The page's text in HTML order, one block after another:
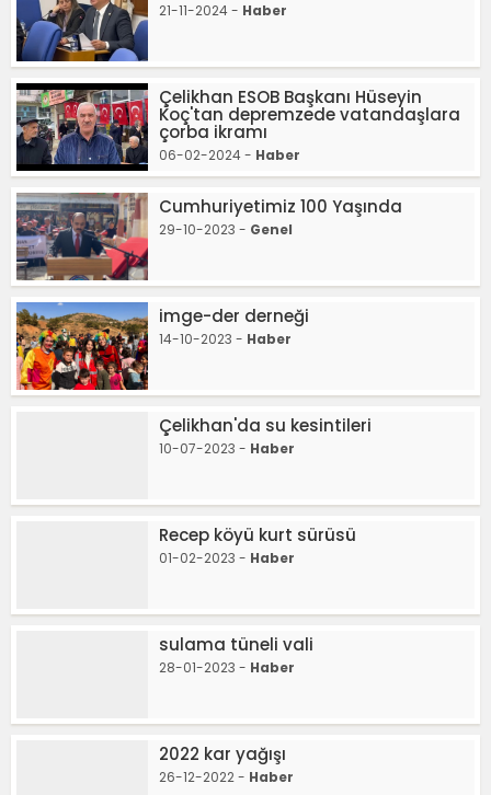
21-11-2024 - Haber
Çelikhan ESOB Başkanı Hüseyin
Koç'tan depremzede vatandaşlara
çorba ikramı
06-02-2024 - Haber
Cumhuriyetimiz 100 Yaşında
29-10-2023 - Genel
imge-der derneği
14-10-2023 - Haber
Çelikhan'da su kesintileri
10-07-2023 - Haber
Recep köyü kurt sürüsü
01-02-2023 - Haber
sulama tüneli vali
28-01-2023 - Haber
2022 kar yağışı
26-12-2022 - Haber